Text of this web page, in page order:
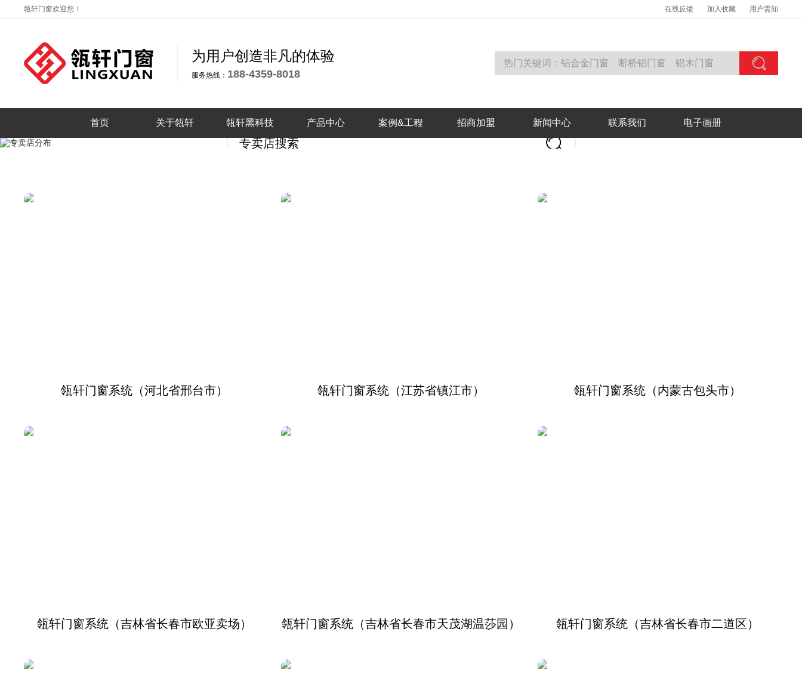
瓴轩门窗欢迎您！ 在线反馈 加入收藏 用户需知
为用户创造非凡的体验
服务热线： 188-4359-8018
首页 关于瓴轩 瓴轩黑科技 产品中心 案例&工程 招商加盟 新闻中心 联系我们 电子画册
瓴轩门窗系统（河北省邢台市） 瓴轩门窗系统（江苏省镇江市） 瓴轩门窗系统（内蒙古包头市）
瓴轩门窗系统（吉林省长春市欧亚卖场） 瓴轩门窗系统（吉林省长春市天茂湖温莎园） 瓴轩门窗系统（吉林省长春市二道区）